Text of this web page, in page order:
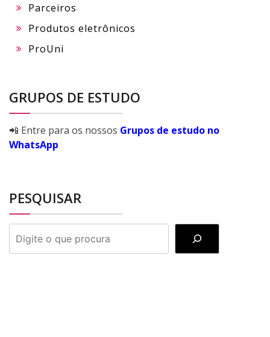
Parceiros
Produtos eletrônicos
ProUni
GRUPOS DE ESTUDO
📲 Entre para os nossos Grupos de estudo no
WhatsApp
PESQUISAR
PESQUISAR